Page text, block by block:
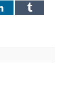
LinkedInTumblr